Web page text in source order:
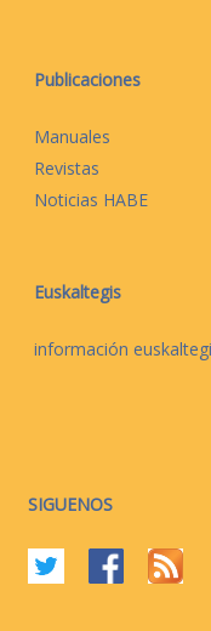
Publicaciones
Manuales
Revistas
Noticias HABE
Euskaltegis
información
SIGUENOS